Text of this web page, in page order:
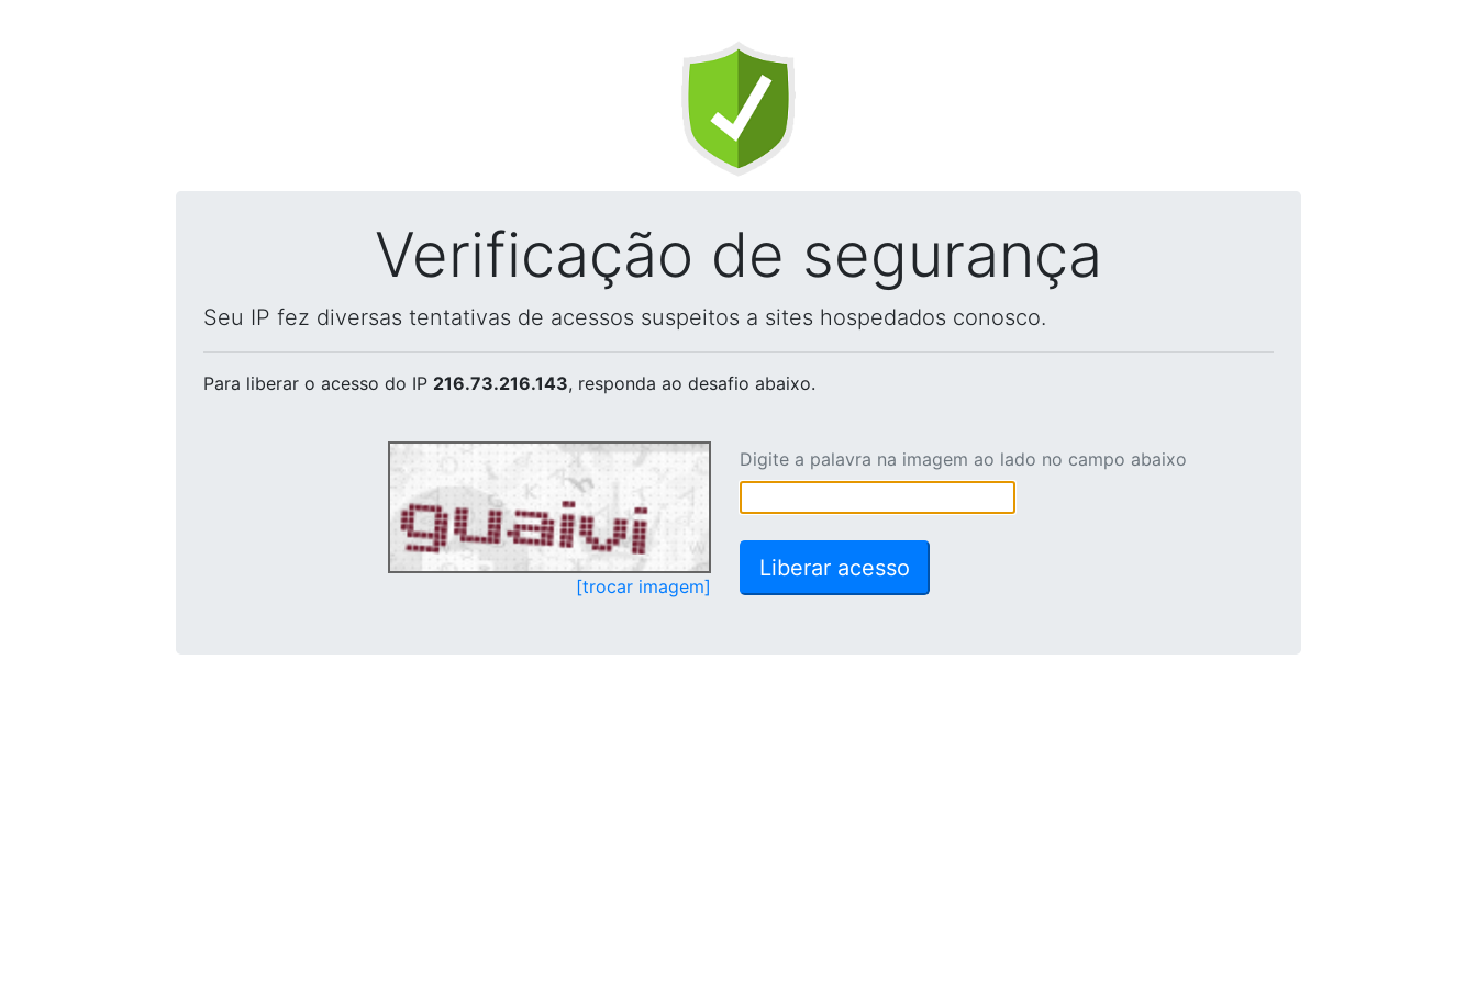
Verificação de segurança
Seu IP fez diversas tentativas de acessos suspeitos a sites hospedados conosco.
Para liberar o acesso do IP 216.73.216.143, responda ao desafio abaixo.
[trocar imagem]
Digite a palavra na imagem ao lado no campo abaixo